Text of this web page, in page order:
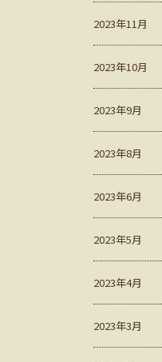
2023年11月
2023年10月
2023年9月
2023年8月
2023年6月
2023年5月
2023年4月
2023年3月